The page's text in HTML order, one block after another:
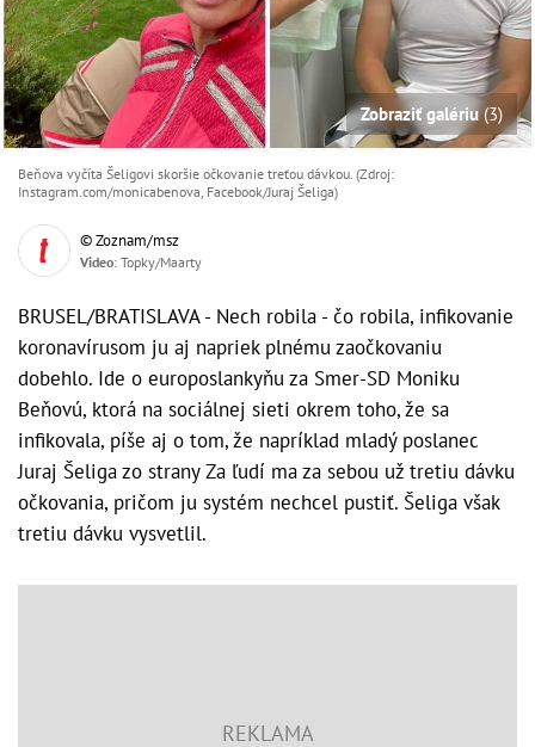
Zobraziť galériu(3)
Beňova vyčíta Šeligovi skoršie očkovanie treťou dávkou. (Zdroj:
Instagram.com/monicabenova, Facebook/Juraj Šeliga)
© Zoznam/msz
Video: Topky/Maarty
BRUSEL/BRATISLAVA - Nech robila - čo robila, infikovanie
koronavírusom ju aj napriek plnému zaočkovaniu
dobehlo. Ide o europoslankyňu za Smer-SD Moniku
Beňovú, ktorá na sociálnej sieti okrem toho, že sa
infikovala, píše aj o tom, že napríklad mladý poslanec
Juraj Šeliga zo strany Za ľudí ma za sebou už tretiu dávku
očkovania, pričom ju systém nechcel pustiť. Šeliga však
tretiu dávku vysvetlil.